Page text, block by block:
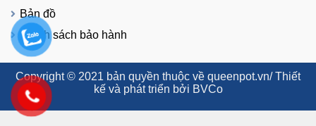
Bản đồ
Chính sách bảo hành
Copyright © 2021 bản quyền thuộc về queenpot.vn/ Thiết
kế và phát triển bởi BVCo